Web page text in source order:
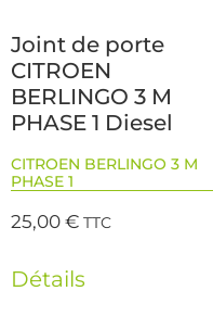
Joint de porte
CITROEN
BERLINGO 3 M
PHASE 1 Diesel
CITROEN BERLINGO 3 M
PHASE 1
25,00€ TTC
Détails